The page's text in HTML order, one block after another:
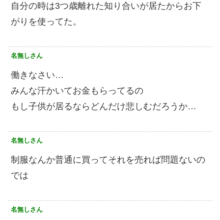
自分の時は3つ歳離れた知り合いが居たからお下
がりを使ってた。
名無しさん
働きなさい…
みんな汗かいてお金もらってるの
もし子供が居るならどんだけ悲しむだろうか…
名無しさん
制服なんか普通に買ってそれを売れば問題ないの
では
名無しさん